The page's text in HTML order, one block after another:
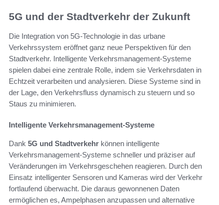
5G und der Stadtverkehr der Zukunft
Die Integration von 5G-Technologie in das urbane
Verkehrssystem eröffnet ganz neue Perspektiven für den
Stadtverkehr. Intelligente Verkehrsmanagement-Systeme
spielen dabei eine zentrale Rolle, indem sie Verkehrsdaten in
Echtzeit verarbeiten und analysieren. Diese Systeme sind in
der Lage, den Verkehrsfluss dynamisch zu steuern und so
Staus zu minimieren.
Intelligente Verkehrsmanagement-Systeme
Dank 5G und Stadtverkehr können intelligente
Verkehrsmanagement-Systeme schneller und präziser auf
Veränderungen im Verkehrsgeschehen reagieren. Durch den
Einsatz intelligenter Sensoren und Kameras wird der Verkehr
fortlaufend überwacht. Die daraus gewonnenen Daten
ermöglichen es, Ampelphasen anzupassen und alternative